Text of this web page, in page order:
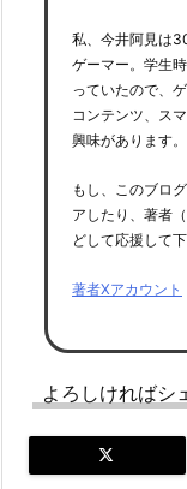
私、今井阿見は
ゲーマー。学生
っていたので、
コンテンツ、ス
興味があります。
もし、このブロ
アしたり、著者
どして応援して
著者Xアカウント
よろしければシ